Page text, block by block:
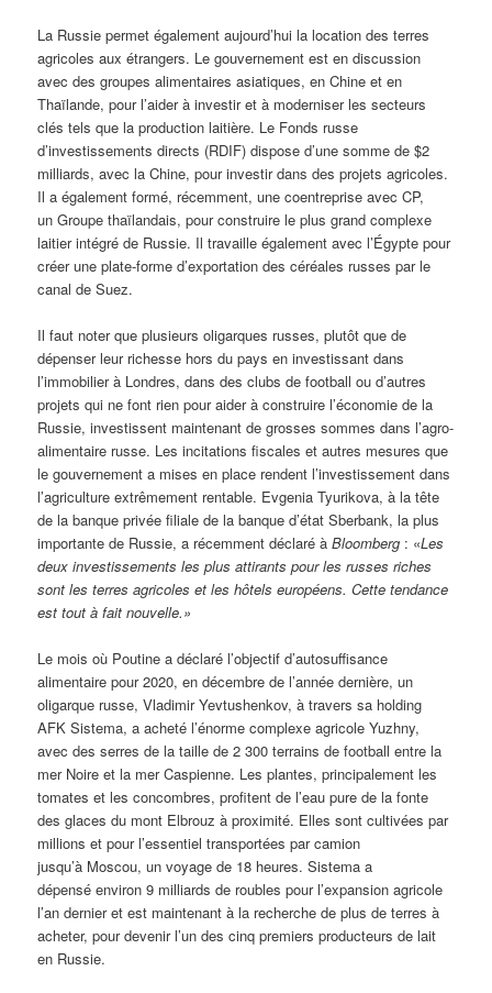
La Russie permet également aujourd’hui la location des terres
agricoles aux étrangers. Le gouvernement est en discussion
avec des groupes alimentaires asiatiques, en Chine et en
Thaïlande, pour l’aider à investir et à moderniser les secteurs
clés tels que la production laitière. Le Fonds russe
d’investissements directs (RDIF) dispose d’une somme de $2
milliards, avec la Chine, pour investir dans des projets agricoles.
Il a également formé, récemment, une coentreprise avec CP,
un Groupe thaïlandais, pour construire le plus grand complexe
laitier intégré de Russie. Il travaille également avec l’Égypte pour
créer une plate-forme d’exportation des céréales russes par le
canal de Suez.
Il faut noter que plusieurs oligarques russes, plutôt que de
dépenser leur richesse hors du pays en investissant dans
l’immobilier à Londres, dans des clubs de football ou d’autres
projets qui ne font rien pour aider à construire l’économie de la
Russie, investissent maintenant de grosses sommes dans l’agro-
alimentaire russe. Les incitations fiscales et autres mesures que
le gouvernement a mises en place rendent l’investissement dans
l’agriculture extrêmement rentable. Evgenia Tyurikova, à la tête
de la banque privée filiale de la banque d’état Sberbank, la plus
importante de Russie, a récemment déclaré àBloomberg : «Les
deux investissements les plus attirants pour les russes riches
sont les terres agricoles et les hôtels européens. Cette tendance
est tout à fait nouvelle.»
Le mois où Poutine a déclaré l’objectif d’autosuffisance
alimentaire pour 2020, en décembre de l’année dernière, un
oligarque russe, Vladimir Yevtushenkov, à travers sa holding
AFK Sistema, a acheté l’énorme complexe agricole Yuzhny,
avec des serres de la taille de 2 300 terrains de football entre la
mer Noire et la mer Caspienne. Les plantes, principalement les
tomates et les concombres, profitent de l’eau pure de la fonte
des glaces du mont Elbrouz à proximité. Elles sont cultivées par
millions et pour l’essentiel transportées par camion
jusqu’à Moscou, un voyage de 18 heures. Sistema a
dépensé environ 9 milliards de roubles pour l’expansion agricole
l’an dernier et est maintenant à la recherche de plus de terres à
acheter, pour devenir l’un des cinq premiers producteurs de lait
en Russie.